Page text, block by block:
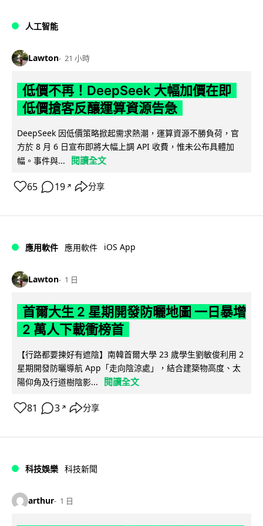
人工智能
Lawton 21 小時
低價不再！DeepSeek 大幅加價在即
低價搶客反釀運算資源告急
DeepSeek 因低價策略掀起需求熱潮，運算資源不勝負荷，官
方於 8 月 6 日宣布即將大幅上調 API 收費，惟未公布具體加
幅。事件與...
閱讀全文
65 19 ↗ 分享
應用軟件 應用軟件 iOS App
Lawton 1 日
首爾大生 2 星期開發防曬地圖 一日暴增
2 萬人下載衝榜首
【行路都要揀好有遮陰】南韓首爾大學 23 歲學生劉敏俊利用 2
星期開發防曬導航 App「走向陰涼處」，結合建築物高度、太
陽仰角及行道樹陰影...
閱讀全文
81 3 ↗ 分享
科技娛樂 科技新聞
arthur 1 日